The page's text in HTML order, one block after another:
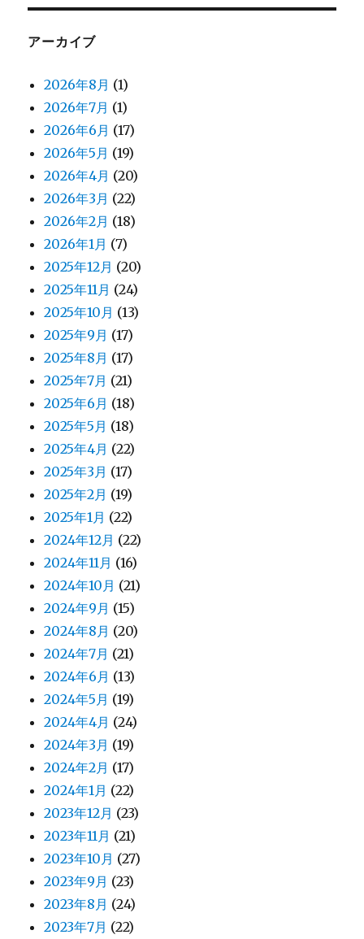
アーカイブ
2026年8月 (1)
2026年7月 (1)
2026年6月 (17)
2026年5月 (19)
2026年4月 (20)
2026年3月 (22)
2026年2月 (18)
2026年1月 (7)
2025年12月 (20)
2025年11月 (24)
2025年10月 (13)
2025年9月 (17)
2025年8月 (17)
2025年7月 (21)
2025年6月 (18)
2025年5月 (18)
2025年4月 (22)
2025年3月 (17)
2025年2月 (19)
2025年1月 (22)
2024年12月 (22)
2024年11月 (16)
2024年10月 (21)
2024年9月 (15)
2024年8月 (20)
2024年7月 (21)
2024年6月 (13)
2024年5月 (19)
2024年4月 (24)
2024年3月 (19)
2024年2月 (17)
2024年1月 (22)
2023年12月 (23)
2023年11月 (21)
2023年10月 (27)
2023年9月 (23)
2023年8月 (24)
2023年7月 (22)